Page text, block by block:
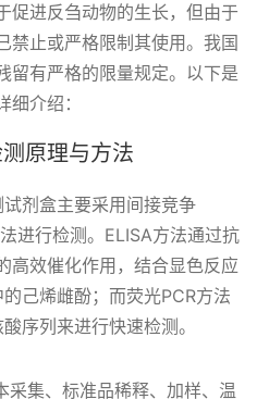
促进反刍动物的生长，但由于
禁止或严格限制其使用。我国
留有严格的限量规定。以下是
介绍：
原理与方法
剂盒主要采用间接竞争
进行检测。ELISA方法通过抗
高效催化作用，结合显色反应
己烯雌酚；而荧光PCR方法
序列来进行快速检测。
采集、标准品稀释、加样、温